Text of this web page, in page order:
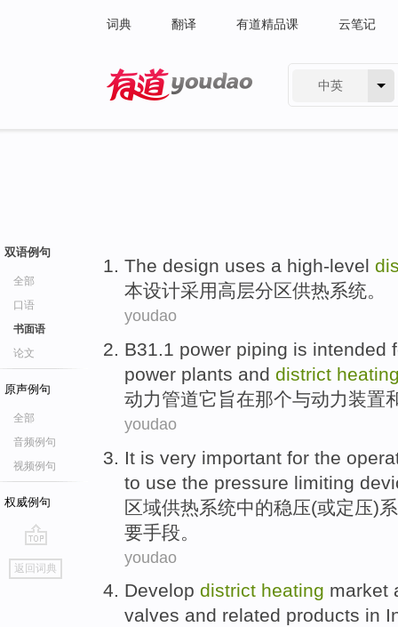
词典 翻译 有道精品课 云笔记
中英
双语例句
全部
口语
书面语
论文
原声例句
全部
音频例句
视频例句
权威例句
go
top
返回词典
The design uses a high-level
本设计采用高层分区供热系统。
youdao
B31.1 power piping is intended
power plants and district
动力管道它 旨在那个与动力装置
youdao
It is very important for the
to use the pressure limiting
区域供热系统中的稳压(或定压)
要手段 。
youdao
Develop district heating market
valves and related products in